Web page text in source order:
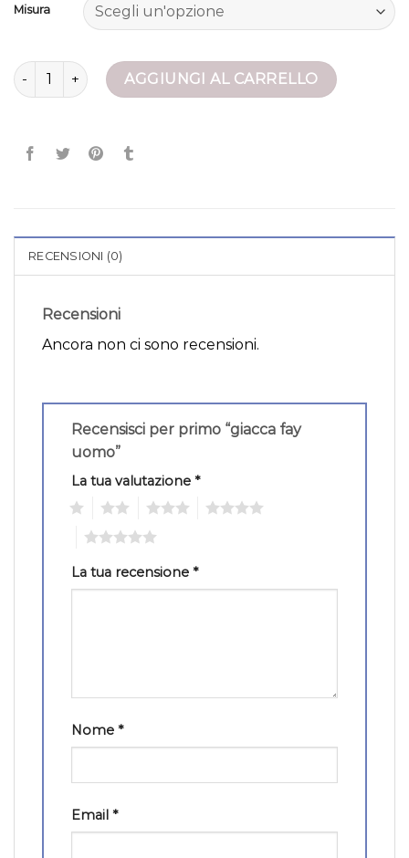
Misura
giacca fay uomo quantitàAGGIUNGI AL CARRELLO
RECENSIONI (0)
Recensioni
Ancora non ci sono recensioni.
Recensisci per primo “giacca fay
uomo”
La tua valutazione *
La tua recensione *
Nome *
Email *